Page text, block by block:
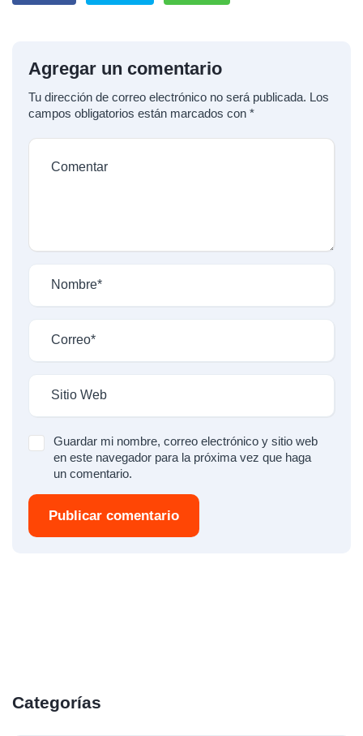
Agregar un comentario
Tu dirección de correo electrónico no será publicada. Los
campos obligatorios están marcados con *
Guardar mi nombre, correo electrónico y sitio web
en este navegador para la próxima vez que haga
un comentario.
Publicar comentario
Categorías